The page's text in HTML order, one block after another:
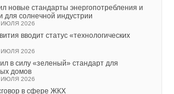
новые стандарты энергопотребления и
для солнечной индустрии
2026
вводит статус «технологических
2026
в силу «зеленый» стандарт для
домов
2026
в сфере ЖКХ